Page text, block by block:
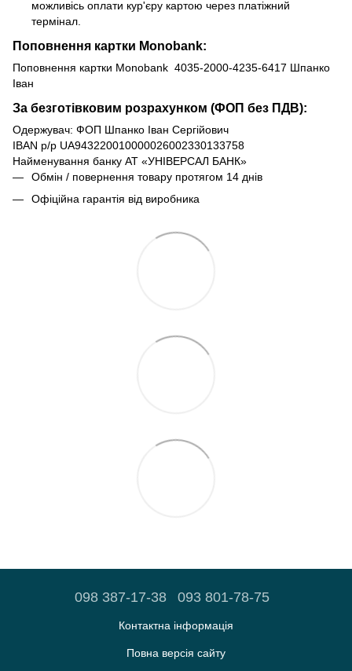
можливісь оплати кур'єру картою через платіжний
термінал.
Поповнення картки Monobank:
Поповнення картки Monobank 4035-2000-4235-6417 Шпанко
Іван
За безготівковим розрахунком (ФОП без ПДВ):
Одержувач: ФОП Шпанко Іван Сергійович
IBAN р/р UA943220010000026002330133758
Найменування банку АТ «УНІВЕРСАЛ БАНК»
Обмін / повернення товару протягом 14 днів
Офіційна гарантія від виробника
098 387-17-38 093 801-78-75
Контактна інформація
Повна версія сайту